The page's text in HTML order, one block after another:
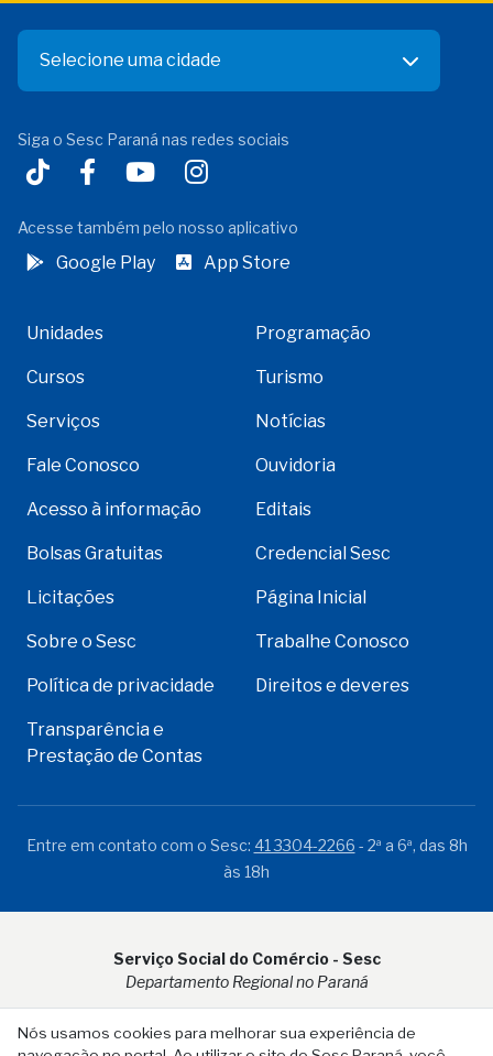
Nós usamos cookies para melhorar sua experiência de
Selecione uma cidade
Siga o Sesc Paraná nas redes sociais
Acesse também pelo nosso aplicativo
Google Play App Store
Unidades Programação
Cursos Turismo
Serviços Notícias
Fale Conosco Ouvidoria
Acesso à informação Editais
Bolsas Gratuitas Credencial Sesc
Licitações Página Inicial
Sobre o Sesc Trabalhe Conosco
Política de privacidade Direitos e deveres
Transparência e
Prestação de Contas
Entre em contato com o Sesc: 41 3304-2266 - 2ª a 6ª, das 8h
às 18h
Serviço Social do Comércio - Sesc
Departamento Regional no Paraná
Rua Visconde do Rio Branco, 931 - CEP 80.410-001 - Curitiba -
PR